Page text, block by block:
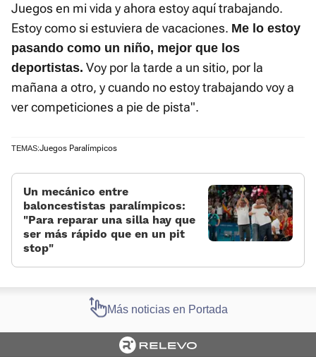
Juegos en mi vida y ahora estoy aquí trabajando.
Estoy como si estuviera de vacaciones. Me lo estoy
pasando como un niño, mejor que los
deportistas. Voy por la tarde a un sitio, por la
mañana a otro, y cuando no estoy trabajando voy a
ver competiciones a pie de pista".
TEMAS:Juegos Paralímpicos
Un mecánico entre
baloncestistas paralímpicos:
«Para reparar una silla hay que
ser más rápido que en un pit
stop»
Más noticias en Portada